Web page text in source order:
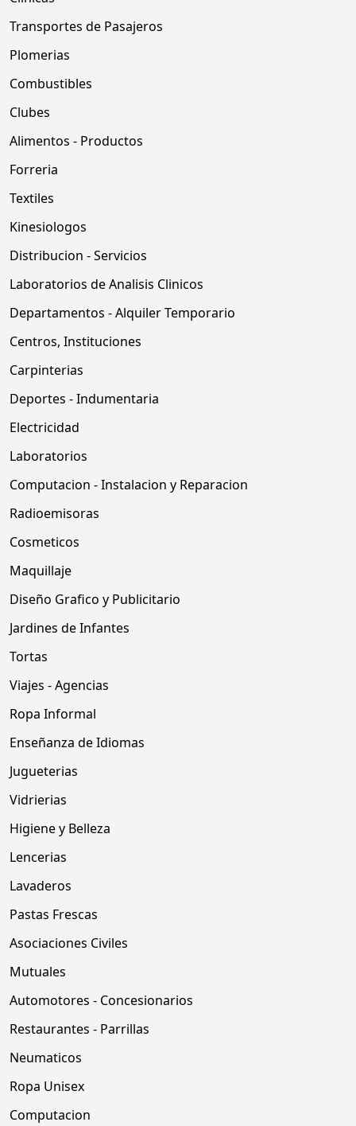
Transportes de Pasajeros
Plomerias
Combustibles
Clubes
Alimentos - Productos
Forreria
Textiles
Kinesiologos
Distribucion - Servicios
Laboratorios de Analisis Clinicos
Departamentos - Alquiler Temporario
Centros, Instituciones
Carpinterias
Deportes - Indumentaria
Electricidad
Laboratorios
Computacion - Instalacion y Reparacion
Radioemisoras
Cosmeticos
Maquillaje
Diseño Grafico y Publicitario
Jardines de Infantes
Tortas
Viajes - Agencias
Ropa Informal
Enseñanza de Idiomas
Jugueterias
Vidrierias
Higiene y Belleza
Lencerias
Lavaderos
Pastas Frescas
Asociaciones Civiles
Mutuales
Automotores - Concesionarios
Restaurantes - Parrillas
Neumaticos
Ropa Unisex
Computacion